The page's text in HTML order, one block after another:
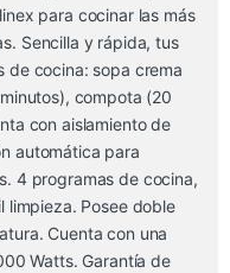
para cocinar las más
Sencilla y rápida, tus
de cocina: sopa crema
compota (20
con aislamiento de
automática para
4 programas de cocina,
limpieza. Posee doble
Cuenta con una
Watts. Garantía de